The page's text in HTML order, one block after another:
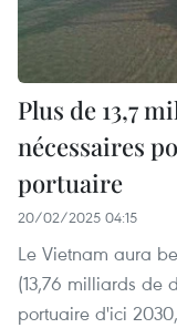
Plus de 13,7
nécessaires
portuaire
20/02/2025 04:15
Le Vietnam aura
(13,76 milliards de
portuaire d'ici